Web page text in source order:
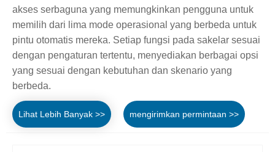
akses serbaguna yang memungkinkan pengguna untuk
memilih dari lima mode operasional yang berbeda untuk
pintu otomatis mereka. Setiap fungsi pada sakelar sesuai
dengan pengaturan tertentu, menyediakan berbagai opsi
yang sesuai dengan kebutuhan dan skenario yang
berbeda.
Lihat Lebih Banyak >> mengirimkan permintaan >>